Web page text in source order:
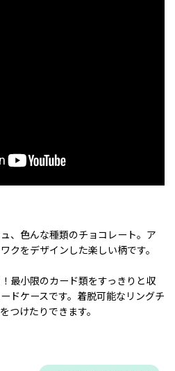
、色んな種類のチョコレート。ア
クをデザインした楽しい柄です。
最小限のカード類をすっきりと収
ドケースです。着脱可能なリングチ
つけたりできます。